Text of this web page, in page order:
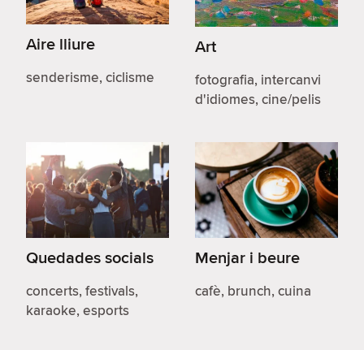
Aire lliure
senderisme, ciclisme
Art
fotografia, intercanvi
d'idiomes, cine/pelis
Quedades socials
concerts, festivals,
karaoke, esports
Menjar i beure
cafè, brunch, cuina